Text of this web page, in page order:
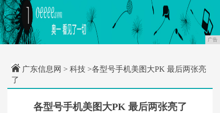
广告
广东信息网 > 科技 >各型号手机美图大PK 最后两张亮
了
各型号手机美图大PK 最后两张亮了